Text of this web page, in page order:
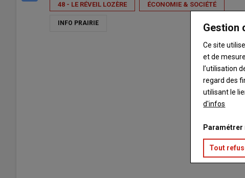
48 - LE RÉVEIL LOZÈRE ÉCONOMIE & SOCIÉTÉ
INFO PRAIRIE Gestion
Ce site
et de
l’utilisation
regard des
utilisant le
d'infos
Tout